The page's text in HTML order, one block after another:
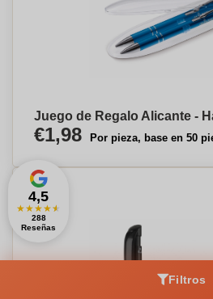
Juego de Regalo Alicante -
€1,98 Por pieza, base en 50
Filtros
4,5
★★★★★
288
Reseñas